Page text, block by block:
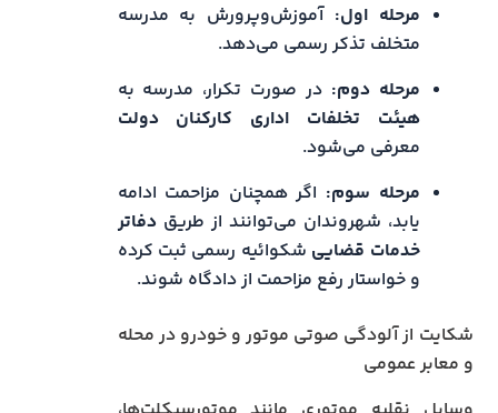
مرحله اول: آموزش‌وپرورش به مدرسه
متخلف تذکر رسمی می‌دهد.
مرحله دوم: در صورت تکرار، مدرسه به
هیئت تخلفات اداری کارکنان دولت
معرفی می‌شود.
مرحله سوم: اگر همچنان مزاحمت ادامه
یابد، شهروندان می‌توانند از طریقدفاتر
خدمات قضایی شکوائیه رسمی ثبت کرده
و خواستار رفع مزاحمت از دادگاه شوند.
شکایت از آلودگی صوتی موتور و خودرو در محله
و معابر عمومی